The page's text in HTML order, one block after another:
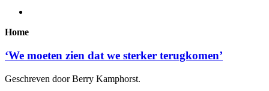
Home
‘We moeten zien dat we sterker terugkomen’
Geschreven door Berry Kamphorst.